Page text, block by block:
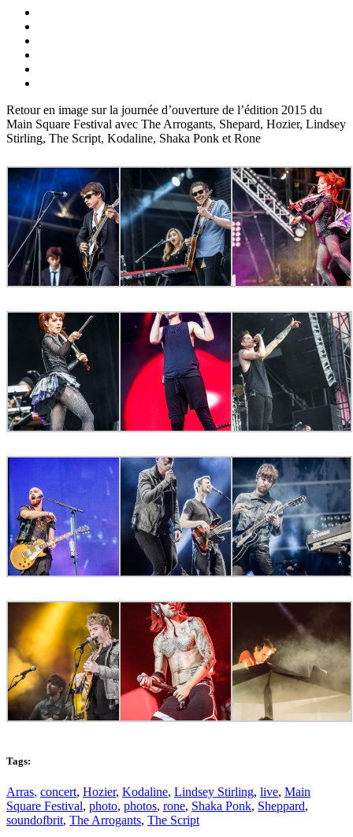
Retour en image sur la journée d’ouverture de l’édition 2015 du
Main Square Festival avec The Arrogants, Shepard, Hozier, Lindsey
Stirling, The Script, Kodaline, Shaka Ponk et Rone
Tags:
Arras, concert, Hozier, Kodaline, Lindsey Stirling, live, Main
Square Festival, photo, photos, rone, Shaka Ponk, Sheppard,
soundofbrit, The Arrogants, The Script